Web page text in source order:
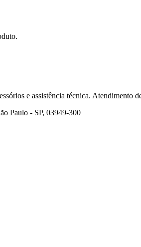
e assistência técnica. Atendimento
Paulo - SP, 03949-300